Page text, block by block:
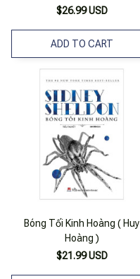
$26.99 USD
ADD TO CART
Bóng Tối Kinh Hoàng ( Huy
Hoàng )
$21.99 USD